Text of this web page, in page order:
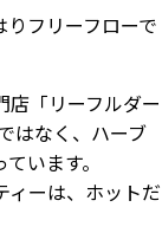
フリーフローで
店「リーフルダー
はなく、ハーブ
います。
ィーは、ホットだ